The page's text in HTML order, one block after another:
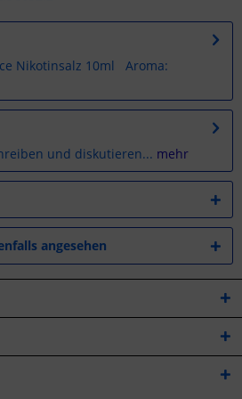
Nikotinsalz 10ml Aroma:
und diskutieren... mehr
angesehen